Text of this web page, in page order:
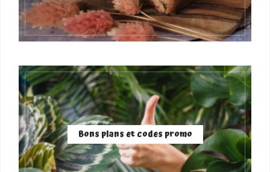
Bons plans et codes promo